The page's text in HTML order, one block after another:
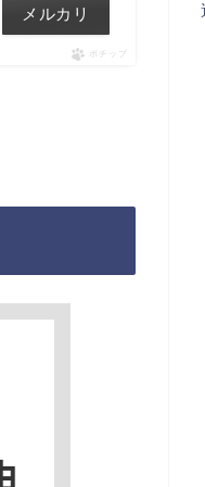
メルカリ
ポチップ